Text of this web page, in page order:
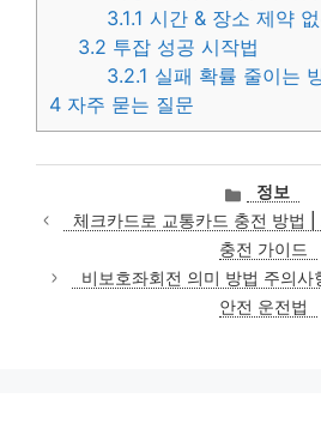
3.1.1 시간 & 장소 제약
3.2 투잡 성공 시작법
3.2.1 실패 확률 줄이는
4 자주 묻는 질문
카
테
고
리
정보
체크카드로 교통카드 충전 방법
충전 가이드
비보호좌회전 의미 방법 주의사
안전 운전법